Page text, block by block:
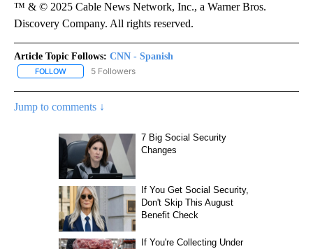
™ & © 2025 Cable News Network, Inc., a Warner Bros.
Discovery Company. All rights reserved.
Article Topic Follows: CNN - Spanish
FOLLOW FOLLOW "CNN - SPANISH" TO RECEIVE NOTIFICATIONS ABOUT
5 Followers
Jump to comments ↓